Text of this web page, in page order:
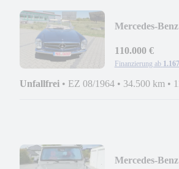
Mercedes-
110.000 €
Finanzierung ab
Unfallfrei • EZ 08/1964 • 34.500 km •
Mercedes-